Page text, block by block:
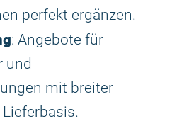
perfekt ergänzen.
: Angebote für
und
mit breiter